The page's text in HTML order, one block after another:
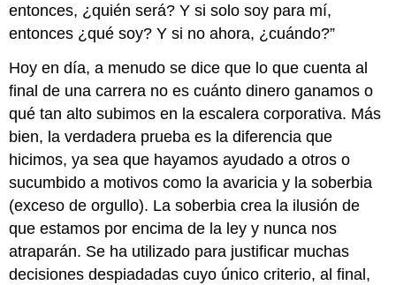
entonces, ¿quién será? Y si solo soy para mí,
entonces ¿qué soy? Y si no ahora, ¿cuándo?”
Hoy en día, a menudo se dice que lo que cuenta al
final de una carrera no es cuánto dinero ganamos o
qué tan alto subimos en la escalera corporativa. Más
bien, la verdadera prueba es la diferencia que
hicimos, ya sea que hayamos ayudado a otros o
sucumbido a motivos como la avaricia y la soberbia
(exceso de orgullo). La soberbia crea la ilusión de
que estamos por encima de la ley y nunca nos
atraparán. Se ha utilizado para justificar muchas
decisiones despiadadas cuyo único criterio, al final,